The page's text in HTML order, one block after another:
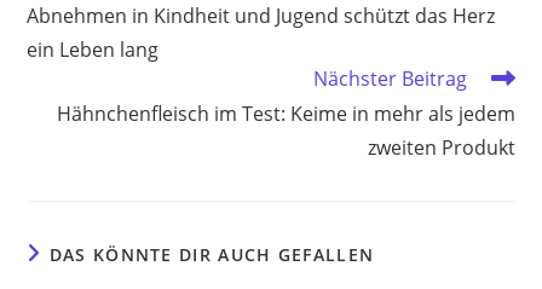
ansehen
Abnehmen in Kindheit und Jugend schützt das Herz
ein Leben lang
Nächster Beitrag
Hähnchenfleisch im Test: Keime in mehr als jedem
zweiten Produkt
DAS KÖNNTE DIR AUCH GEFALLEN